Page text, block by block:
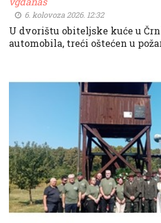
6. kolovoza 2026. 12:32
U dvorištu obiteljske kuće u
automobila, treći oštećen u